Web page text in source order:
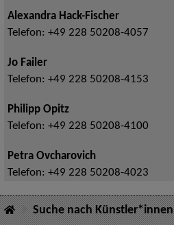
Alexandra Hack-Fischer
Telefon: +49 228 50208-4057
Jo Failer
Telefon: +49 228 50208-4153
Philipp Opitz
Telefon: +49 228 50208-4100
Petra Ovcharovich
Telefon: +49 228 50208-4023
Suche nach Künstler*innen